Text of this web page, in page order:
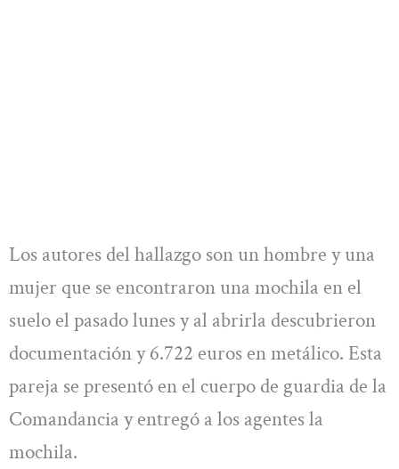
Los autores del hallazgo son un hombre y una
mujer que se encontraron una mochila en el
suelo el pasado lunes y al abrirla descubrieron
documentación y 6.722 euros en metálico. Esta
pareja se presentó en el cuerpo de guardia de la
Comandancia y entregó a los agentes la
mochila.